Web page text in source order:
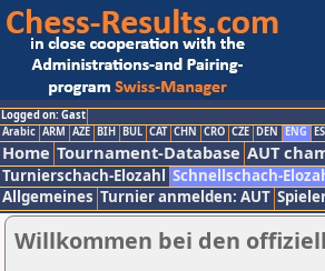
Logged on: Gast
Arabic ARM AZE BIH BUL CAT CHN CRO CZE DEN ENG
Home Tournament-Database AUT
Turnierschach-Elozahl Schnellschach-
Allgemeines Turnier anmelden: AUT
Willkommen bei den